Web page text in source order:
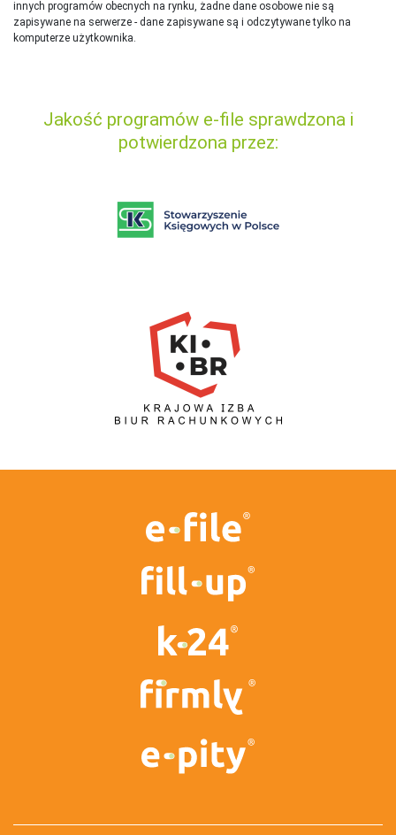
innych programów obecnych na rynku, żadne dane osobowe nie są
zapisywane na serwerze - dane zapisywane są i odczytywane tylko na
komputerze użytkownika.
Jakość programów e-file sprawdzona i
potwierdzona przez: